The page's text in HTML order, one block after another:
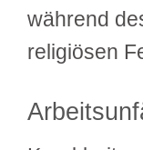
während
religiösen